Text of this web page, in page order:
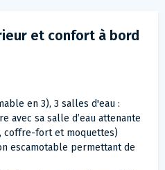
et confort à bord
en 3), 3 salles d'eau :
avec sa salle d’eau attenante
coffre-fort et moquettes)
escamotable permettant de